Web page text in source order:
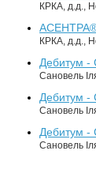
КРКА, д.д.,
КРКА, д.д.,
Дебитум -
Сановель
Дебитум -
Сановель
Дебитум -
Сановель